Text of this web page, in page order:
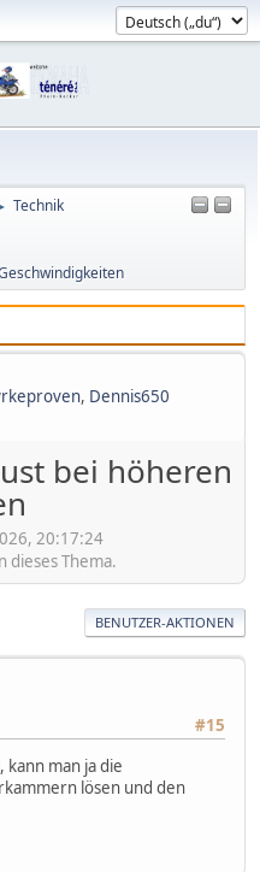
Technik
, Dennis650
bei höheren
20:17:24
dieses Thema.
BENUTZER-AKTIONEN
#15
kann man ja die
lösen und den